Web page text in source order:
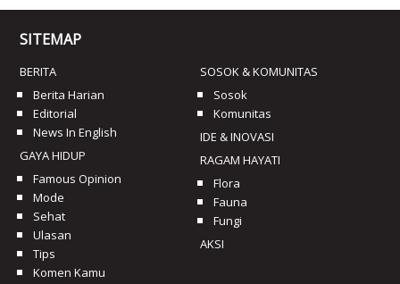
SITEMAP
BERITA
Berita Harian
Editorial
News In English
GAYA HIDUP
Famous Opinion
Mode
Sehat
Ulasan
Tips
Komen Kamu
SOSOK & KOMUNITAS
Sosok
Komunitas
IDE & INOVASI
RAGAM HAYATI
Flora
Fauna
Fungi
AKSI